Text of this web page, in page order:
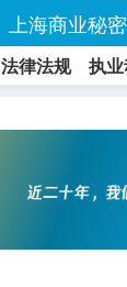
上海商业秘
法律法规 执